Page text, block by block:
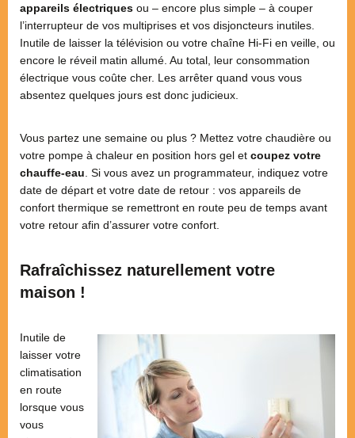
appareils électriques ou – encore plus simple – à couper
l’interrupteur de vos multiprises et vos disjoncteurs inutiles.
Inutile de laisser la télévision ou votre chaîne Hi-Fi en veille, ou
encore le réveil matin allumé. Au total, leur consommation
électrique vous coûte cher. Les arrêter quand vous vous
absentez quelques jours est donc judicieux.
Vous partez une semaine ou plus ? Mettez votre chaudière ou
votre pompe à chaleur en position hors gel et coupez votre
chauffe-eau . Si vous avez un programmateur, indiquez votre
date de départ et votre date de retour : vos appareils de
confort thermique se remettront en route peu de temps avant
votre retour afin d’assurer votre confort.
Rafraîchissez naturellement votre
maison !
Inutile de
laisser votre
climatisation
en route
lorsque vous
vous